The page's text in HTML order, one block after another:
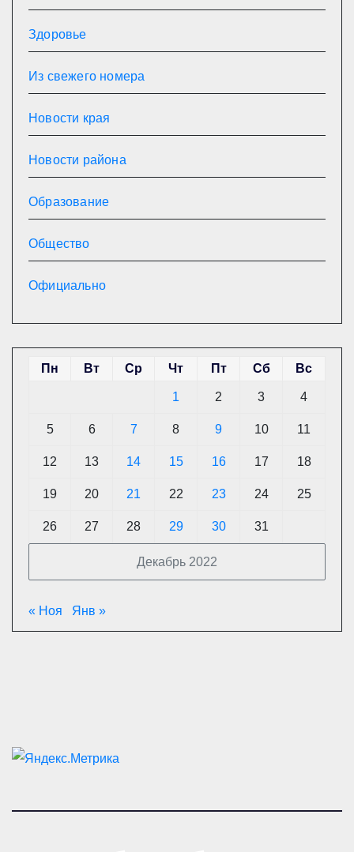
Здоровье
Из свежего номера
Новости края
Новости района
Образование
Общество
Официально
Декабрь 2022
Пн Вт Ср Чт Пт Сб Вс
1 2 3 4
5 6 7 8 9 10 11
12 13 14 15 16 17 18
19 20 21 22 23 24 25
26 27 28 29 30 31
« Ноя Янв »